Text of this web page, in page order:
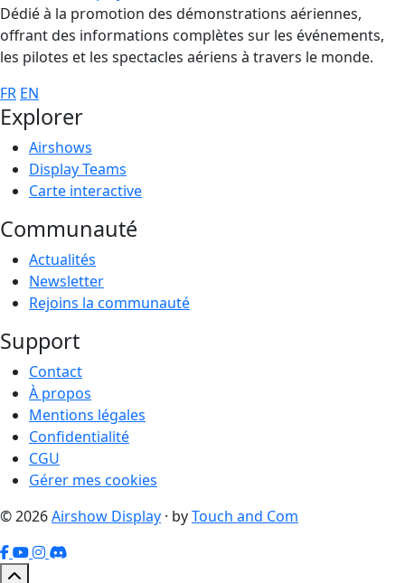
Dédié à la promotion des démonstrations aériennes,
offrant des informations complètes sur les événements,
les pilotes et les spectacles aériens à travers le monde.
FR EN
Explorer
Airshows
Display Teams
Carte interactive
Communauté
Actualités
Newsletter
Rejoins la communauté
Support
Contact
À propos
Mentions légales
Confidentialité
CGU
Gérer mes cookies
© 2026Airshow Display · byTouch and Com